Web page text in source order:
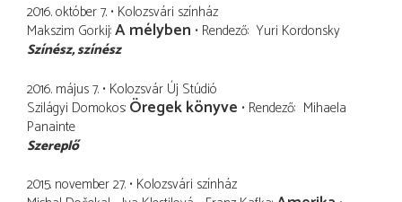
2016. október 7. Kolozsvári színház
Makszim Gorkij A mélyben Rendező Yuri Kordonsky
Színész színész
2016. május 7. Kolozsvár Új Stúdió
Szilágyi Domokos Öregek könyve Rendező Mihaela
Panainte
Szereplő
2015. november 27. Kolozsvári színház